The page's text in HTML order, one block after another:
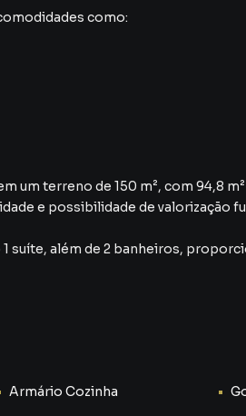
como:
um terreno de 150 m², com 94,8
e possibilidade de valorização
suíte, além de 2 banheiros,
o dia a dia.
construção de uma futura área
Armário Cozinha